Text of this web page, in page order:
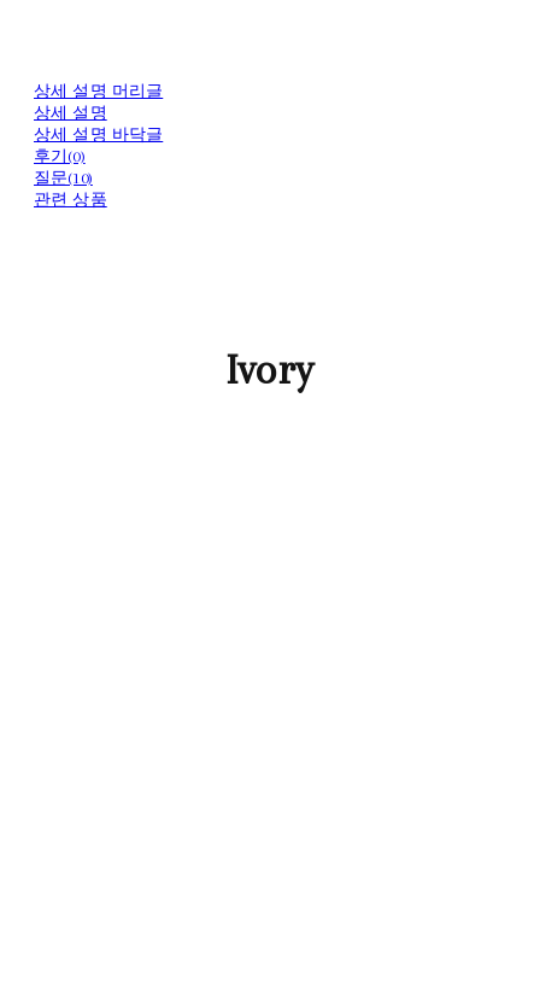
상세 설명 머리글
상세 설명
상세 설명 바닥글
후기(0)
질문(10)
관련 상품
Ivory